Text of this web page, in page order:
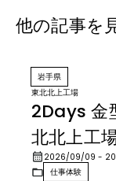
他の記事を
岩手県
東北北上工場
2Days 金
北北上工
2026/09/09 -
仕事体験